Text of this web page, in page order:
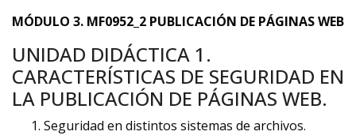
MÓDULO 3. MF0952_2 PUBLICACIÓN DE PÁGINAS WEB
UNIDAD DIDÁCTICA 1.
CARACTERÍSTICAS DE SEGURIDAD EN
LA PUBLICACIÓN DE PÁGINAS WEB.
Seguridad en distintos sistemas de archivos.